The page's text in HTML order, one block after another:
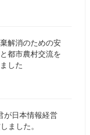
解消のための安
都市農村交流を
した
が日本情報経営
ました。